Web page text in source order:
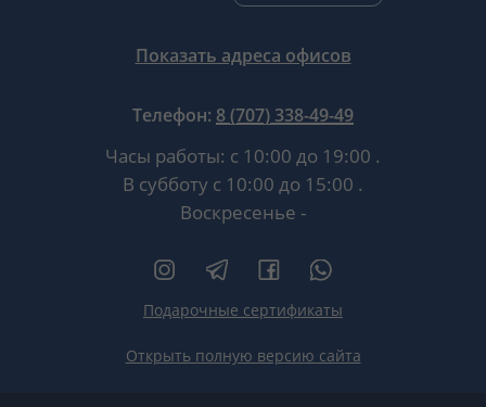
Показать адреса офисов
Телефон: 8 (707) 338-49-49
Часы работы: с 10:00 до 19:00 .
В субботу с 10:00 до 15:00 .
Воскресенье -
Подарочные сертификаты
Открыть полную версию сайта